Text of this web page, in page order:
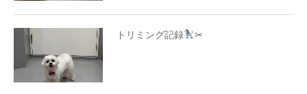
トリミング記録 ✂